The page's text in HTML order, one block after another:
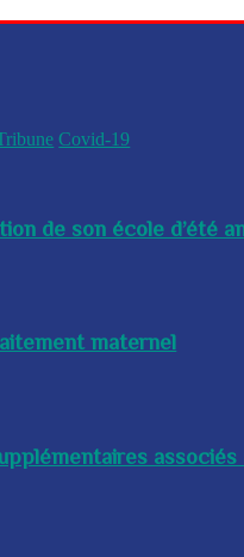
Covid-19
de son école d’été
maternel
associés